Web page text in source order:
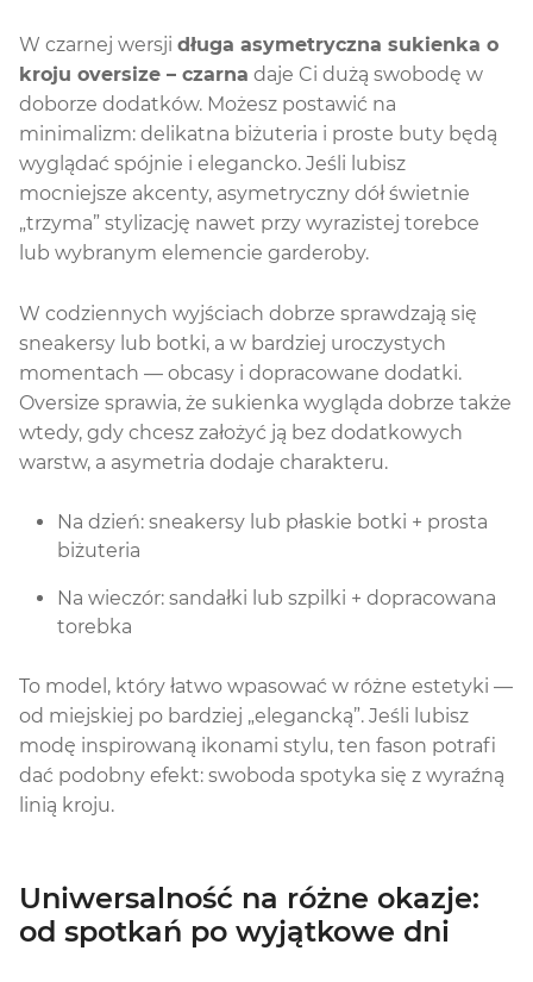
W czarnej wersji długa asymetryczna sukienka o
kroju oversize – czarna daje Ci dużą swobodę w
doborze dodatków. Możesz postawić na
minimalizm: delikatna biżuteria i proste buty będą
wyglądać spójnie i elegancko. Jeśli lubisz
mocniejsze akcenty, asymetryczny dół świetnie
„trzyma” stylizację nawet przy wyrazistej torebce
lub wybranym elemencie garderoby.
W codziennych wyjściach dobrze sprawdzają się
sneakersy lub botki, a w bardziej uroczystych
momentach — obcasy i dopracowane dodatki.
Oversize sprawia, że sukienka wygląda dobrze także
wtedy, gdy chcesz założyć ją bez dodatkowych
warstw, a asymetria dodaje charakteru.
Na dzień: sneakersy lub płaskie botki + prosta
biżuteria
Na wieczór: sandałki lub szpilki + dopracowana
torebka
To model, który łatwo wpasować w różne estetyki —
od miejskiej po bardziej „elegancką”. Jeśli lubisz
modę inspirowaną ikonami stylu, ten fason potrafi
dać podobny efekt: swoboda spotyka się z wyraźną
linią kroju.
Uniwersalność na różne okazje:
od spotkań po wyjątkowe dni